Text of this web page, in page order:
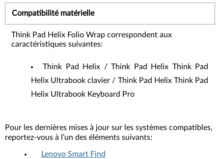
Compatibilité matérielle
Think Pad Helix Folio Wrap correspondent aux
caractéristiques suivantes:
Think Pad Helix / Think Pad Helix Think Pad
Helix Ultrabook clavier / Think Pad Helix Think Pad
Helix Ultrabook Keyboard Pro
Pour les dernières mises à jour sur les systèmes compatibles,
reportez-vous à l’un des éléments suivants:
Lenovo Smart Find